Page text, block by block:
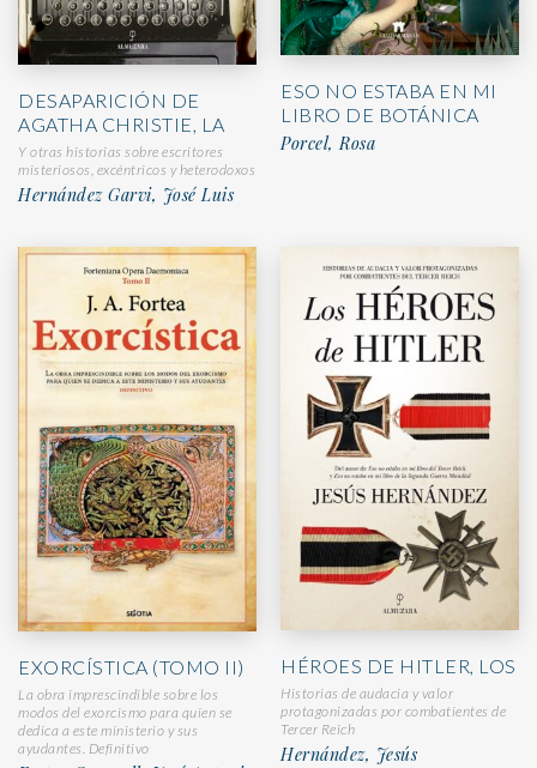
DESAPARICIÓN DE
AGATHA CHRISTIE, LA
Y otras historias sobre escritores
misteriosos, excéntricos y heterodoxos
Hernández Garvi, José Luis
ESO NO ESTABA EN MI
LIBRO DE BOTÁNICA
Porcel, Rosa
EXORCÍSTICA (TOMO II)
La obra imprescindible sobre los
modos del exorcismo para quien se
dedica a este ministerio y sus
ayudantes. Definitivo
HÉROES DE HITLER, LOS
Historias de audacia y valor
protagonizadas por combatientes de
Tercer Reich
Hernández, Jesús